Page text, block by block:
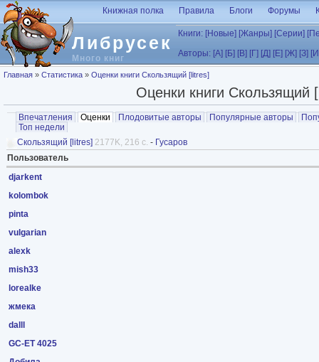
Перейти к основному содержанию
Либрусек
Много книг
Книжная полка Правила Блоги Форумы
Книги: [Новые] [Жанры] [Серии]
Авторы: [А] [Б] [В] [Г] [Д] [Е] [Ж] [З]
Вы здесь
Главная » Статистика » Оценки книги Скользящий [litres]
Оценки книги Скользящий
Главные вкладки
Впечатления Оценки (активная вкладка)
Плодовитые авторы Популярные авторы
Топ недели
Скользящий [litres] 2177K, 216 с. - Гусаров
Пользователь
djarkent
kolombok
pinta
vulgarian
alexk
mish33
lorealke
жмека
dalll
GC-ET 4025